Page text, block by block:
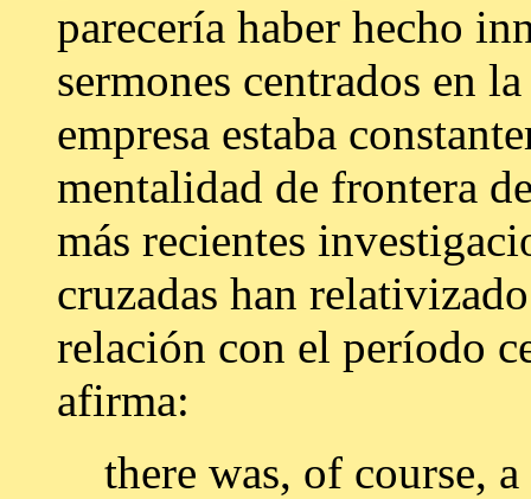
parecería haber hecho
sermones centrados en
empresa estaba
mentalidad de frontera
más recientes
cruzadas han
relación con el período
afirma:
there was, of course,